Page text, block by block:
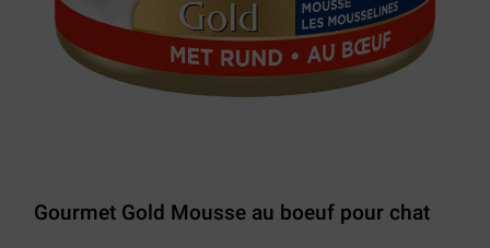
Gourmet Gold Mousse au boeuf pour chat